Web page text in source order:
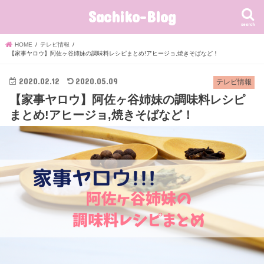
Sachiko-Blog search
HOME
テレビ情報
【家事ヤロウ】阿佐ヶ谷姉妹の調味料レシピまとめ!アヒージョ,焼きそばなど！
テレビ情報
2020.02.12 2020.05.09
【家事ヤロウ】阿佐ヶ谷姉妹の調味料レシピ
まとめ!アヒージョ,焼きそばなど！